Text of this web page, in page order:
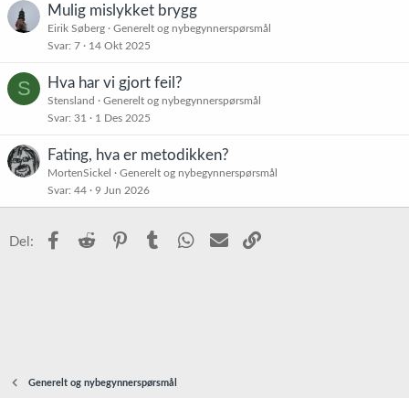
Mulig mislykket brygg
Eirik Søberg
Generelt og nybegynnerspørsmål
Svar 7 14 Okt 2025
S Hva har vi gjort feil?
Stensland
Generelt og nybegynnerspørsmål
Svar 31 1 Des 2025
Fating, hva er metodikken?
MortenSickel
Generelt og nybegynnerspørsmål
Svar 44 9 Jun 2026
Del: Facebook
Reddit PinterestTumblr WhatsApp
E-post
Generelt og nybegynnerspørsmål